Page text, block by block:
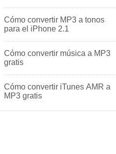
Cómo convertir MP3 a tonos
para el iPhone 2.1
Cómo convertir música a MP3
gratis
Cómo convertir iTunes AMR a
MP3 gratis